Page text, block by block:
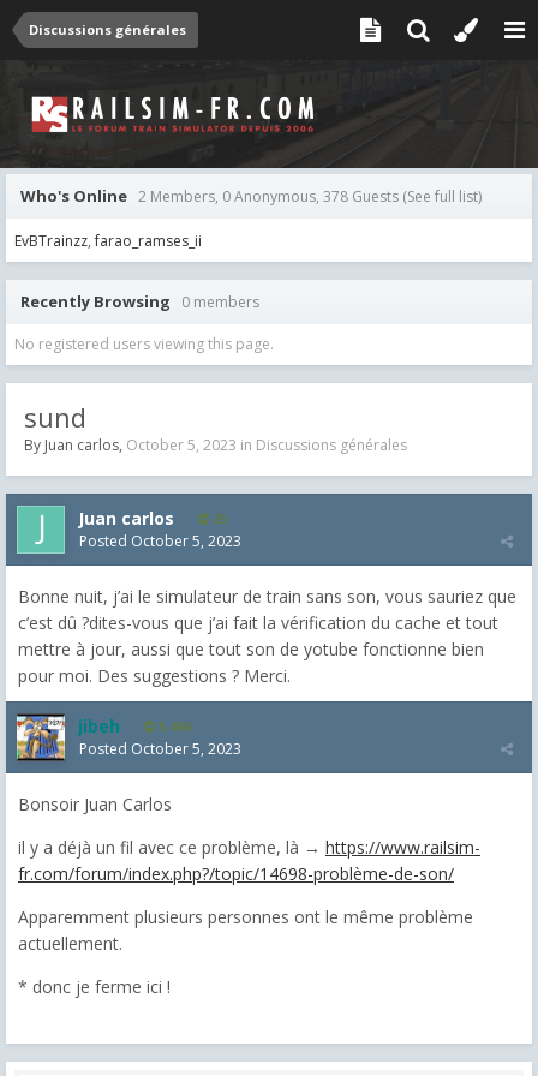
Discussions générales
Who's Online 2 Members, 0 Anonymous, 378 Guests (See full list)
EvBTrainzz farao_ramses_ii
Recently Browsing 0 members
No registered users viewing this page.
sund
By Juan carlos, October 5, 2023 in Discussions générales
Juan carlos 25
Posted October 5, 2023
Bonne nuit, j’ai le simulateur de train sans son, vous sauriez que
c’est dû ?dites-vous que j’ai fait la vérification du cache et tout
mettre à jour, aussi que tout son de yotube fonctionne bien
pour moi. Des suggestions ? Merci.
jibeh 5,466
Posted October 5, 2023
Bonsoir Juan Carlos
il y a déjà un fil avec ce problème, là → https://www.railsim-
fr.com/forum/index.php?/topic/14698-problème-de-son/
Apparemment plusieurs personnes ont le même problème
actuellement.
* donc je ferme ici !